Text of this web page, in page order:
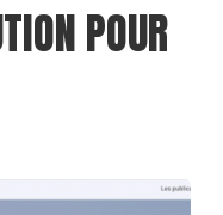
POUR